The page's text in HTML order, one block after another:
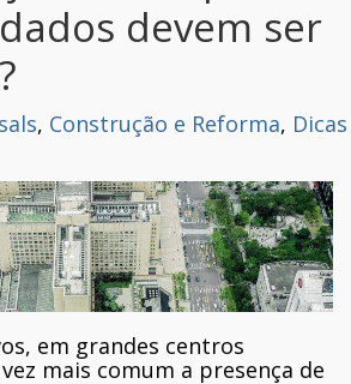
a
o
n
devem ser
, Construção e Reforma, Dicas
em grandes centros
mais comum a presença de